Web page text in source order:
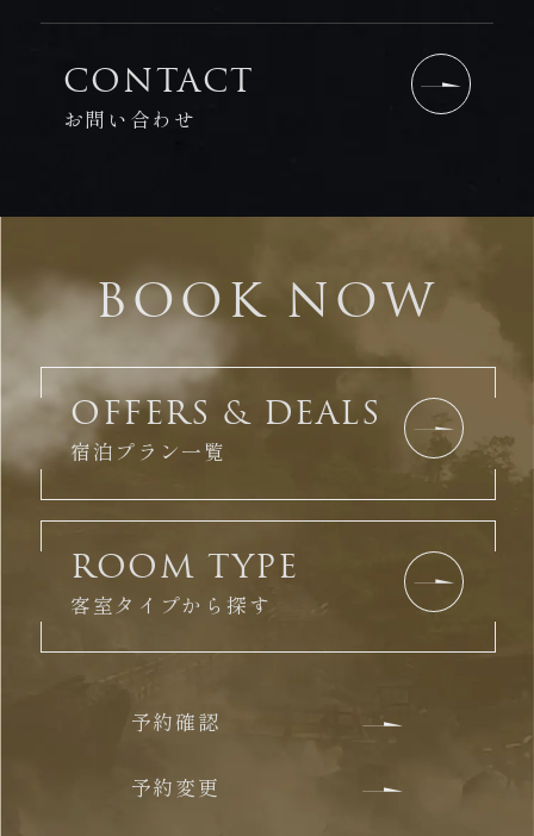
CONTACT
お問い合わせ
BOOK NOW
OFFERS & DEALS
宿泊プラン一覧
ROOM TYPE
客室タイプから探す
予約確認
予約変更